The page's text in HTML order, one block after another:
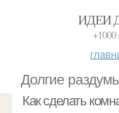
ИДЕИ
+1000
Долгие
Как сделать